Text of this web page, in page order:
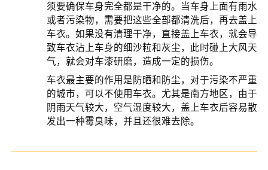
须要确保车身完全都是干净的。当车身上面有雨水
或者污染物，需要把这些全部都清洗后，再去盖上
车衣。如果没有清理干净，直接盖上车衣，就会导
致车衣沾上车身的细沙粒和灰尘，此时碰上大风天
气，就会对车漆研磨，造成一定的损伤。
车衣最主要的作用是防晒和防尘，对于污染不严重
的城市，可以不使用车衣。尤其是南方地区，由于
阴雨天气较大，空气湿度较大，盖上车衣后容易散
发出一种霉臭味，并且还很难去除。